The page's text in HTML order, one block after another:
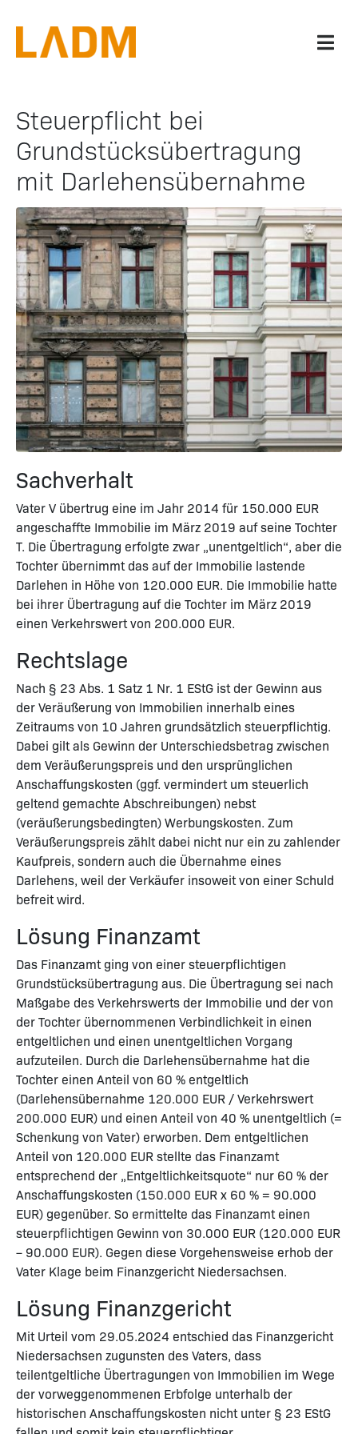
Steuerpflicht bei
Grundstücksübertragung
mit Darlehensübernahme
Sachverhalt
Vater V übertrug eine im Jahr 2014 für 150.000 EUR
angeschaffte Immobilie im März 2019 auf seine Tochter
T. Die Übertragung erfolgte zwar „unentgeltlich“, aber die
Tochter übernimmt das auf der Immobilie lastende
Darlehen in Höhe von 120.000 EUR. Die Immobilie hatte
bei ihrer Übertragung auf die Tochter im März 2019
einen Verkehrswert von 200.000 EUR.
Rechtslage
Nach § 23 Abs. 1 Satz 1 Nr. 1 EStG ist der Gewinn aus
der Veräußerung von Immobilien innerhalb eines
Zeitraums von 10 Jahren grundsätzlich steuerpflichtig.
Dabei gilt als Gewinn der Unterschiedsbetrag zwischen
dem Veräußerungspreis und den ursprünglichen
Anschaffungskosten (ggf. vermindert um steuerlich
geltend gemachte Abschreibungen) nebst
(veräußerungsbedingten) Werbungskosten. Zum
Veräußerungspreis zählt dabei nicht nur ein zu zahlender
Kaufpreis, sondern auch die Übernahme eines
Darlehens, weil der Verkäufer insoweit von einer Schuld
befreit wird.
Lösung Finanzamt
Das Finanzamt ging von einer steuerpflichtigen
Grundstücksübertragung aus. Die Übertragung sei nach
Maßgabe des Verkehrswerts der Immobilie und der von
der Tochter übernommenen Verbindlichkeit in einen
entgeltlichen und einen unentgeltlichen Vorgang
aufzuteilen. Durch die Darlehensübernahme hat die
Tochter einen Anteil von 60 % entgeltlich
(Darlehensübernahme 120.000 EUR / Verkehrswert
200.000 EUR) und einen Anteil von 40 % unentgeltlich (=
Schenkung von Vater) erworben. Dem entgeltlichen
Anteil von 120.000 EUR stellte das Finanzamt
entsprechend der „Entgeltlichkeitsquote“ nur 60 % der
Anschaffungskosten (150.000 EUR x 60 % = 90.000
EUR) gegenüber. So ermittelte das Finanzamt einen
steuerpflichtigen Gewinn von 30.000 EUR (120.000 EUR
– 90.000 EUR). Gegen diese Vorgehensweise erhob der
Vater Klage beim Finanzgericht Niedersachsen.
Lösung Finanzgericht
Mit Urteil vom 29.05.2024 entschied das Finanzgericht
Niedersachsen zugunsten des Vaters, dass
teilentgeltliche Übertragungen von Immobilien im Wege
der vorweggenommenen Erbfolge unterhalb der
historischen Anschaffungskosten nicht unter § 23 EStG